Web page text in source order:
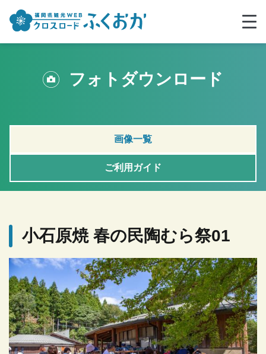
フォトダウンロード
画像一覧
ご利用ガイド
小石原焼 春の民陶むら祭01